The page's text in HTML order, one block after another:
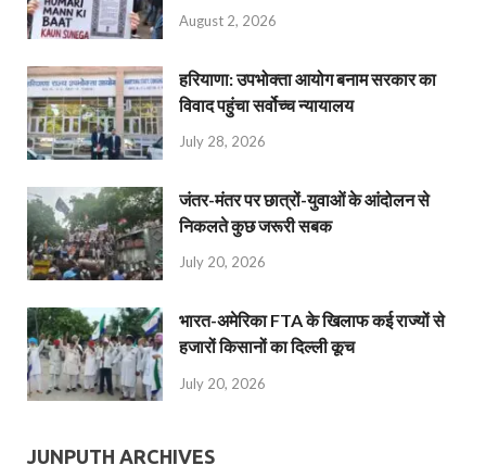
August 2, 2026
हरियाणा: उपभोक्ता आयोग बनाम सरकार का
विवाद पहुंचा सर्वोच्च न्यायालय
July 28, 2026
जंतर-मंतर पर छात्रों-युवाओं के आंदोलन से
निकलते कुछ जरूरी सबक
July 20, 2026
भारत-अमेरिका FTA के खिलाफ कई राज्यों से
हजारों किसानों का दिल्ली कूच
July 20, 2026
JUNPUTH ARCHIVES